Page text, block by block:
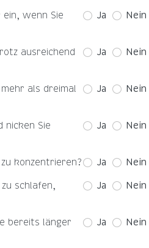
wenn Sie
Ja Nein
ausreichend
Ja Nein
als dreimal
Ja Nein
nicken Sie
Ja Nein
konzentrieren? Ja
Nein
schlafen,
Ja Nein
bereits länger
Ja Nein